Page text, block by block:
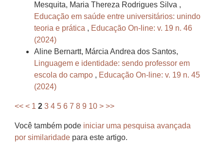
Mesquita, Maria Thereza Rodrigues Silva ,
Educação em saúde entre universitários: unindo
teoria e prática , Educação On-line: v. 19 n. 46
(2024)
Aline Bernartt, Márcia Andrea dos Santos,
Linguagem e identidade: sendo professor em
escola do campo , Educação On-line: v. 19 n. 45
(2024)
<< < 1 2 3 4 5 6 7 8 9 10 > >>
Você também pode iniciar uma pesquisa avançada
por similaridade para este artigo.